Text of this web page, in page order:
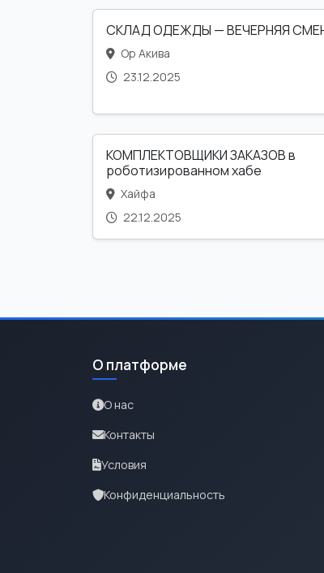
СКЛАД ОДЕЖДЫ — ВЕЧЕРНЯЯ
Ор Акива
23.12.2025
КОМПЛЕКТОВЩИКИ ЗАКАЗОВ в
роботизированном хабе
Хайфа
22.12.2025
О платформе
О нас
Контакты
Условия
Конфиденциальность